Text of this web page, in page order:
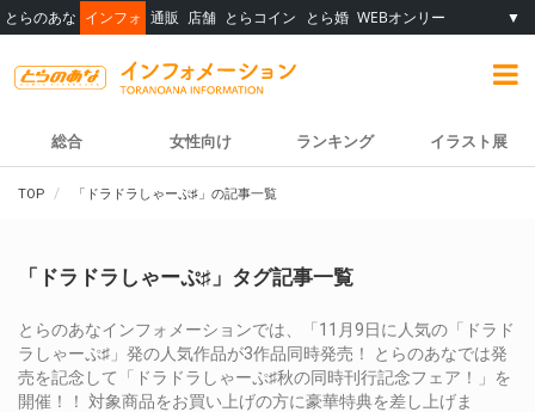
とらのあな インフォ 通販 店舗 とらコイン とら婚 WEBオンリー ▼
総合 女性向け ランキング イラスト展
TOP 「ドラドラしゃーぷ♯」の記事一覧
「ドラドラしゃーぷ♯」タグ記事一覧
とらのあなインフォメーションでは、「11月9日に人気の「ドラド
ラしゃーぷ♯」発の人気作品が3作品同時発売！ とらのあなでは発
売を記念して「ドラドラしゃーぷ♯秋の同時刊行記念フェア！」を
開催！！ 対象商品をお買い上げの方に豪華特典を差し上げま